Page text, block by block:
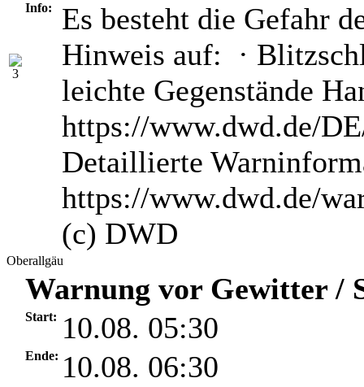
Info:
Es besteht die Gefahr
Hinweis auf: ·
leichte Gegenstände
https://www.dwd.de/
Detaillierte
https://www.dwd.de/
(c) DWD
Oberallgäu
Warnung vor Gewitter /
Start: 10.08. 05:30
Ende: 10.08. 06:30